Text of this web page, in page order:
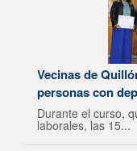
Vecinas de
personas con
Durante el curso,
laborales, las 15...